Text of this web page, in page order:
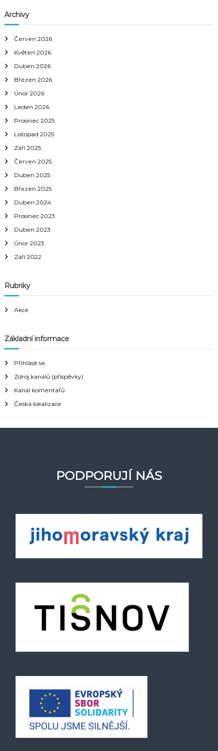
e
p
r
o
p
ř
í
s
p
ě
v
k
Archivy
Červen 2026
Květen 2026
Duben 2026
Březen 2026
Únor 2026
Leden 2026
Prosinec 2025
Listopad 2025
Září 2025
Červen 2025
Duben 2025
Březen 2025
Duben 2024
Prosinec 2023
Duben 2023
Únor 2023
Září 2022
Rubriky
Akce
Základní informace
Přihlásit se
Zdroj kanálů (příspěvky)
Kanál komentářů
Česká lokalizace
PODPORUJÍ NÁS